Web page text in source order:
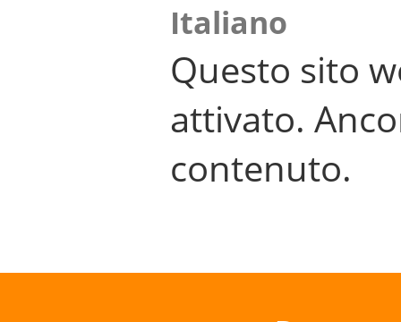
Italiano
Questo sito
attivato.
contenuto.